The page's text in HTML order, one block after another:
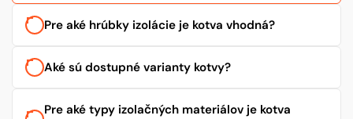
Pre aké hrúbky izolácie je kotva vhodná?
Aké sú dostupné varianty kotvy?
Pre aké typy izolačných materiálov je kotva